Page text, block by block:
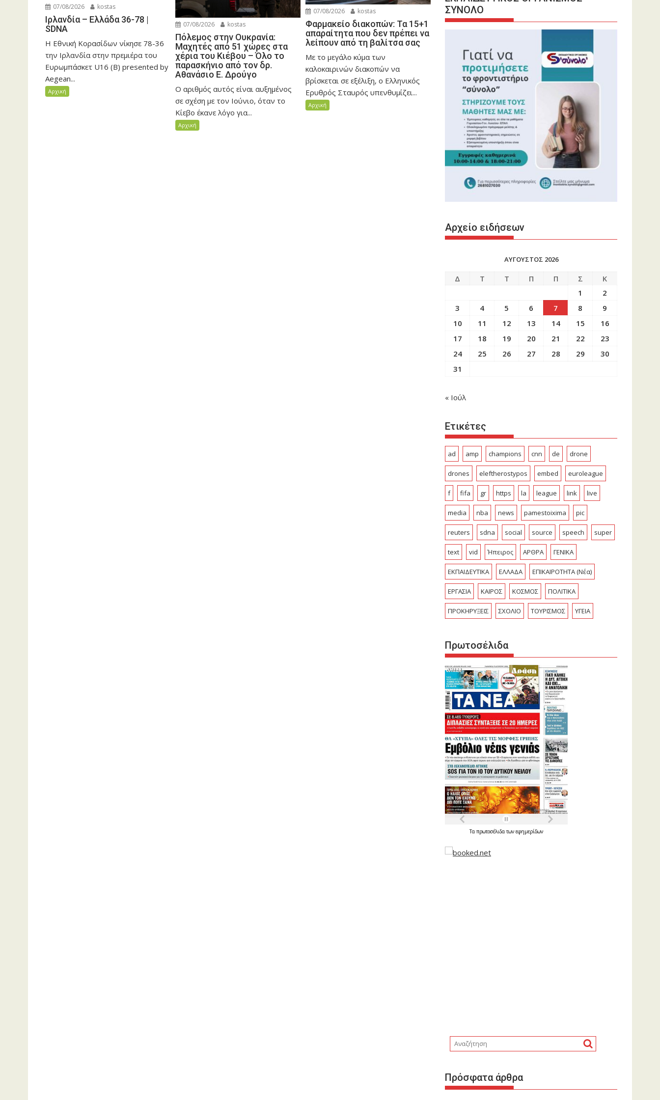
07/08/2026 kostas
Ιρλανδία – Ελλάδα 36-78 |
SDNA
H Εθνική Κορασίδων νίκησε 78-36
την Ιρλανδία στην πρεμιέρα του
Ευρωμπάσκετ U16 (Β) presented by
Aegean...
Αρχική
07/08/2026 kostas
Πόλεμος στην Ουκρανία:
Μαχητές από 51 χώρες στα
χέρια του Κιέβου – Όλο το
παρασκήνιο από τον δρ.
Αθανάσιο Ε. Δρούγο
Ο αριθμός αυτός είναι αυξημένος
σε σχέση με τον Ιούνιο, όταν το
Κίεβο έκανε λόγο για...
Αρχική
07/08/2026 kostas
Φαρμακείο διακοπών: Τα 15+1
απαραίτητα που δεν πρέπει να
λείπουν από τη βαλίτσα σας
Με το μεγάλο κύμα των
καλοκαιρινών διακοπών να
βρίσκεται σε εξέλιξη, ο Ελληνικός
Ερυθρός Σταυρός υπενθυμίζει...
Αρχική
ΣΥΝΟΛΟ
Αρχείο ειδήσεων
ΑΥΓΟΥΣΤΟΣ 2026
Δ Τ Τ Π Π Σ
Κ
1
2
3
4 5 6 7 8
9
10
11 12 13 14 15
16
17
18 19 20 21 22
23
24
25 26 27 28 29
30
31
« Ιούλ
Ετικέτες
ad amp champions cnn de drone
drones eleftherostypos embed euroleague
f fifa gr https la league link live
media nba news pamestoixima pic
reuters sdna social source speech super
text vid Ήπειρος ΑΡΘΡΑ ΓΕΝΙΚΑ
ΕΚΠΑΙΔΕΥΤΙΚΑ ΕΛΛΑΔΑ ΕΠΙΚΑΙΡΟΤΗΤΑ (Νέα)
ΕΡΓΑΣΙΑ ΚΑΙΡΟΣ ΚΟΣΜΟΣ ΠΟΛΙΤΙΚΑ
ΠΡΟΚΗΡΥΞΕΙΣ ΣΧΟΛΙΟ ΤΟΥΡΙΣΜΟΣ ΥΓΕΙΑ
Πρωτοσέλιδα
Τα πρωτοσέλιδατων εφημερίδων
Πρόσφατα άρθρα